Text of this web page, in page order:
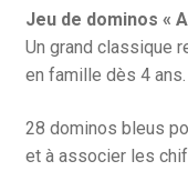
Jeu de dominos «
Un grand classique
en famille dès 4 ans.
28 dominos bleus
et à associer les